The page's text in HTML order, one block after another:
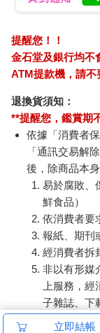
排根本不需要牛排
廚與領班的不滿。
主廚扯開喉嚨地罵
原本我還以為這是
字經問候我的媽媽
該用什麼話來反擊
著，廚師就拿起鍋
們在廚房爭吵的聲
知道如何是好……
不過最讓我難過的
候，而是那位跟我
說：「對不起～都
我的心中，永遠也
師與領班，為何哭
大，繼續跟廚師、
在廚師的臉上大吼
提醒您！！
金石堂及銀行均不
ATM提款機，請不
退換貨須知：
**提醒您，鑑賞期
依據「消費者
「通訊交易解
後，除商品本
易於腐敗、
鮮食品）
依消費者要
報紙、期刊
經消費者拆
非以有形媒
上服務，
子雜誌、下
已拆封之
立即結帳